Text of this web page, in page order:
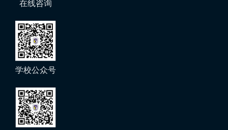
在线咨询
学校公众号